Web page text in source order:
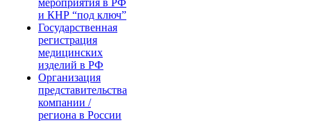
мероприятия в РФ
и КНР “под ключ”
Государственная
регистрация
медицинских
изделий в РФ
Организация
представительства
компании /
региона в России